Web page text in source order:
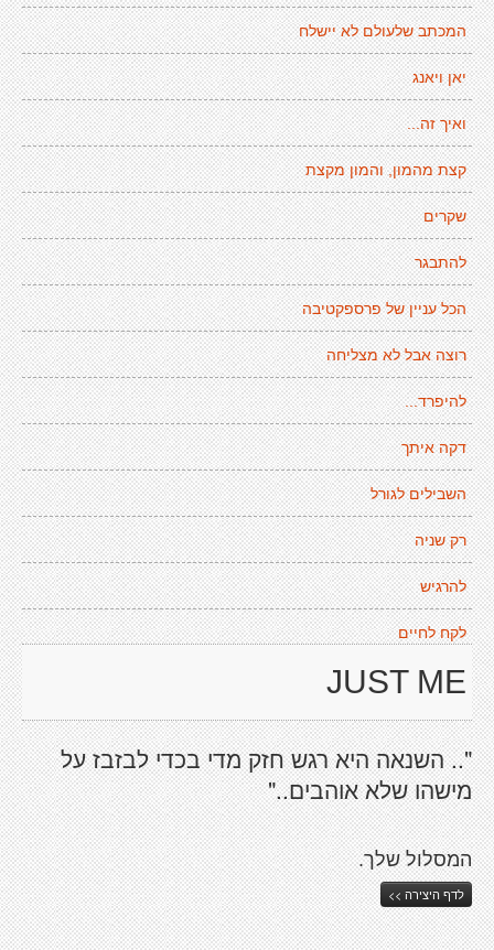
המכתב שלעולם לא יישלח
יאן ויאנג
ואיך זה...
קצת מהמון, והמון מקצת
שקרים
להתבגר
הכל עניין של פרספקטיבה
רוצה אבל לא מצליחה
להיפרד...
דקה איתך
השבילים לגורל
רק שניה
להרגיש
לקח לחיים
JUST ME
".. השנאה היא רגש חזק מדי בכדי לבזבז על
מישהו שלא אוהבים.."
המסלול שלך.
לדף היצירה >>